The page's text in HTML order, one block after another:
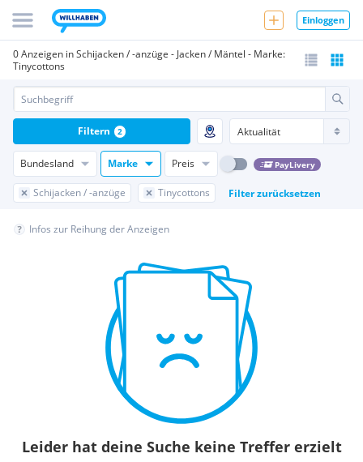
Einloggen
0 Anzeigen in Schijacken / -anzüge - Jacken / Mäntel - Marke:
Tinycottons
Bundesland Marke Preis PayLivery
Schijacken / -anzüge Tinycottons Filter zurücksetzen
Filtern 2
Infos zur Reihung der Anzeigen
Leider hat deine Suche keine Treffer erzielt